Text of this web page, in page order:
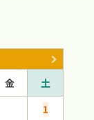
金
土
1